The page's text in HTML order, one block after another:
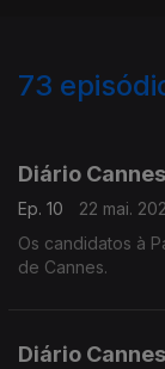
73
Diário
Ep. 10
22 mai.
Os candidatos à
de Cannes.
Diário